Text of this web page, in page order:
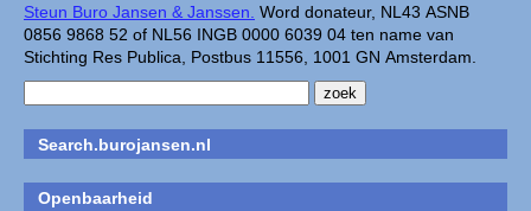
Steun Buro Jansen & Janssen. Word donateur, NL43 ASNB
0856 9868 52 of NL56 INGB 0000 6039 04 ten name van
Stichting Res Publica, Postbus 11556, 1001 GN Amsterdam.
Search.burojansen.nl
Openbaarheid